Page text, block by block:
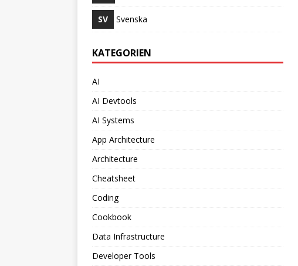
SV Svenska
KATEGORIEN
AI
AI Devtools
AI Systems
App Architecture
Architecture
Cheatsheet
Coding
Cookbook
Data Infrastructure
Developer Tools